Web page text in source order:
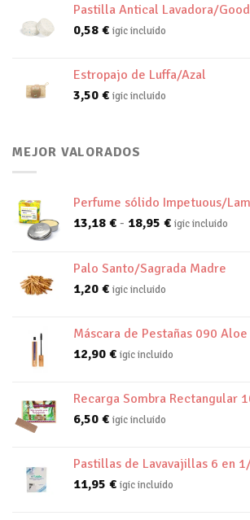
Pastilla Antical Lavadora/
0,58 € igic incluido
Estropajo de Luffa/Azal
3,50 € igic incluido
MEJOR VALORADOS
Perfume sólido Impetuous/
13,18 € - 18,95 €Rango
desde
18,95 €
igic incluido
Palo Santo/Sagrada Madre
1,20 € igic incluido
Máscara de Pestañas 090
12,90 € igic incluido
Recarga Sombra Rectangular
6,50 € igic incluido
Pastillas de Lavavajillas 6 en
11,95 € igic incluido